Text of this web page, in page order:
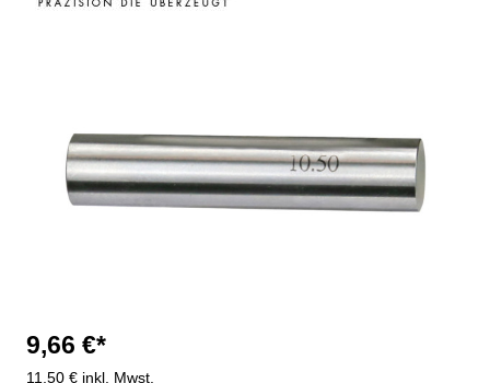
9,66 €*
11,50 € inkl. Mwst.